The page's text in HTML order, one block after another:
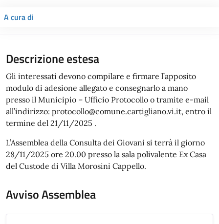
A cura di
Descrizione estesa
Gli interessati devono compilare e firmare l’apposito
modulo di adesione allegato e consegnarlo a mano
presso il Municipio – Ufficio Protocollo o tramite e-mail
all’indirizzo: protocollo@comune.cartigliano.vi.it, entro il
termine del 21/11/2025 .
L’Assemblea della Consulta dei Giovani si terrà il giorno
28/11/2025 ore 20.00 presso la sala polivalente Ex Casa
del Custode di Villa Morosini Cappello.
Avviso Assemblea